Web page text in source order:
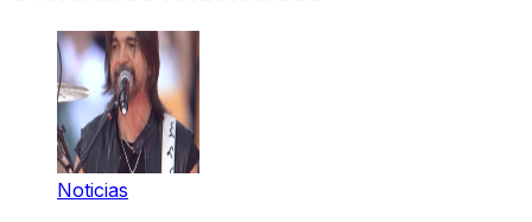
Noticias